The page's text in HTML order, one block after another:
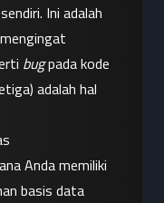
Ini adalah
bug pada kode
adalah hal
Anda memiliki
basis data